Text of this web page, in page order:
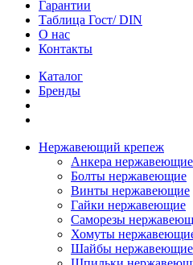
Гарантии
Таблица Гост/ DIN
О нас
Контакты
Каталог
Бренды
Нержавеющий крепеж
Анкера нержавеющие
Болты нержавеющие
Винты нержавеющие
Гайки нержавеющие
Саморезы
Хомуты
Шайбы нержавеющие